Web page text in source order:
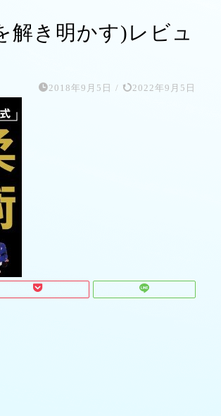
解き明かす)レビュ
2018年9月5日 / 2022年9月5日